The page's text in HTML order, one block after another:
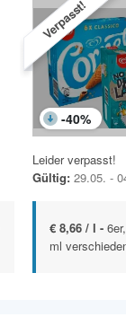
Verpasst!
-40%
Leider verpasst!
Gültig: 29.05. -
€ 8,66 / l -
ml